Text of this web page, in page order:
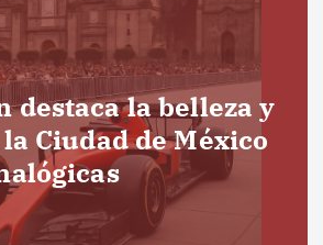
destaca la belleza y
Ciudad de México